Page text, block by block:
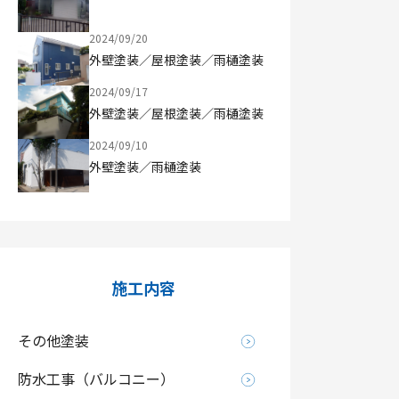
2024/09/20
外壁塗装／屋根塗装／雨樋塗装
2024/09/17
外壁塗装／屋根塗装／雨樋塗装
2024/09/10
外壁塗装／雨樋塗装
施工内容
その他塗装
防水工事（バルコニー）